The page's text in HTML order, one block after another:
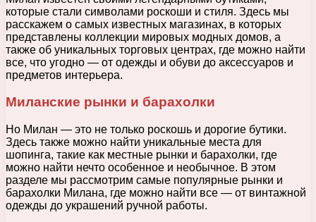
которые стали символами роскоши и стиля. Здесь мы
расскажем о самых известных магазинах, в которых
представлены коллекции мировых модных домов, а
также об уникальных торговых центрах, где можно найти
все, что угодно — от одежды и обуви до аксессуаров и
предметов интерьера.
Миланские рынки и барахолки
Но Милан — это не только роскошь и дорогие бутики.
Здесь также можно найти уникальные места для
шопинга, такие как местные рынки и барахолки, где
можно найти нечто особенное и необычное. В этом
разделе мы рассмотрим самые популярные рынки и
барахолки Милана, где можно найти все — от винтажной
одежды до украшений ручной работы.